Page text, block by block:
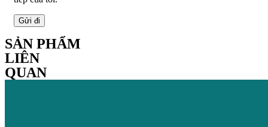
SẢN PHẨM
LIÊN
QUAN